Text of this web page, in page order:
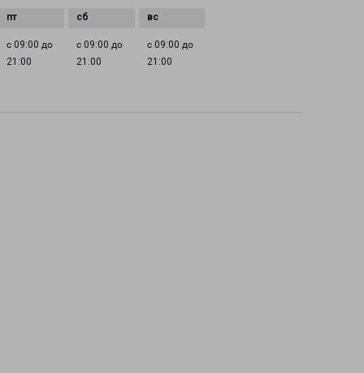
с 09:00 до
21:00
с 09:00 до
21:00
с 09:00 до
21:00